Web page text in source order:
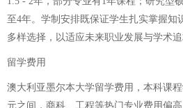
至4年。学制安排既保证学生扎实掌握知
多样选择，以适应未来职业发展与学术追
留学费用
澳大利亚墨尔本大学留学费用，本科课
元之间，商科、工程等热门专业费用偏